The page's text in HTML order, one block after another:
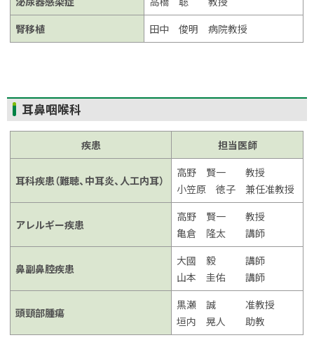
腎移植
田中 俊明 病院教授
ト
ッ
に
る
耳鼻咽喉科
疾患 担当医師
耳科疾患（難聴、中耳炎、人工内耳）
高野 賢一 教授
小笠原 徳子 兼任准教授
アレルギー疾患
高野 賢一 教授
亀倉 隆太 講師
鼻副鼻腔疾患
大國 毅 講師
山本 圭佑 講師
頭頸部腫瘍
黒瀬 誠 准教授
垣内 晃人 助教